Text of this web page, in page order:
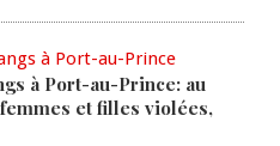
à Port-au-Prince: au
et filles violées,